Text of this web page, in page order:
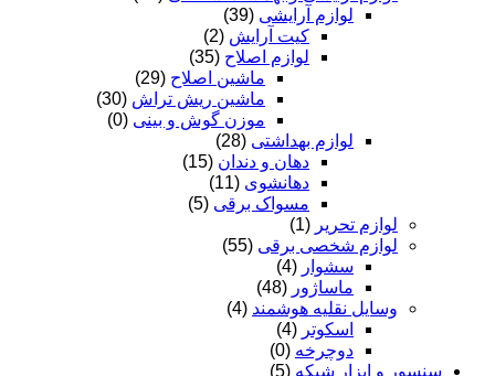
لوازم آرایشی (39)
کیت آرایش (2)
لوازم اصلاح (35)
ماشین اصلاح (29)
ماشین ریش تراش (30)
موزن گوش و بینی (0)
لوازم بهداشتی (28)
دهان و دندان (15)
دهانشوی (11)
مسواک برقی (5)
لوازم تحریر (1)
لوازم شخصی برقی (55)
سشوار (4)
ماساژور (48)
وسایل نقلیه هوشمند (4)
اسکوتر (4)
دوچرخه (0)
سنسور و ابزار شبکه (5)